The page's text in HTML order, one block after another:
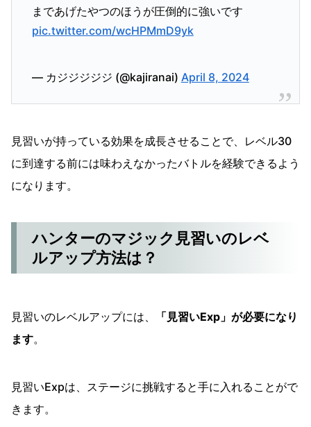
まであげたやつのほうが圧倒的に強いです
pic.twitter.com/wcHPMmD9yk
— カジジジジジ (@kajiranai) April 8, 2024
見習いが持っている効果を成長させることで、レベル30
に到達する前には味わえなかったバトルを経験できるよう
になります。
ハンターのマジック見習いのレベ
ルアップ方法は？
見習いのレベルアップには、
「見習いExp」が必要になり
ます。
見習いExpは、ステージに挑戦すると手に入れることがで
きます。